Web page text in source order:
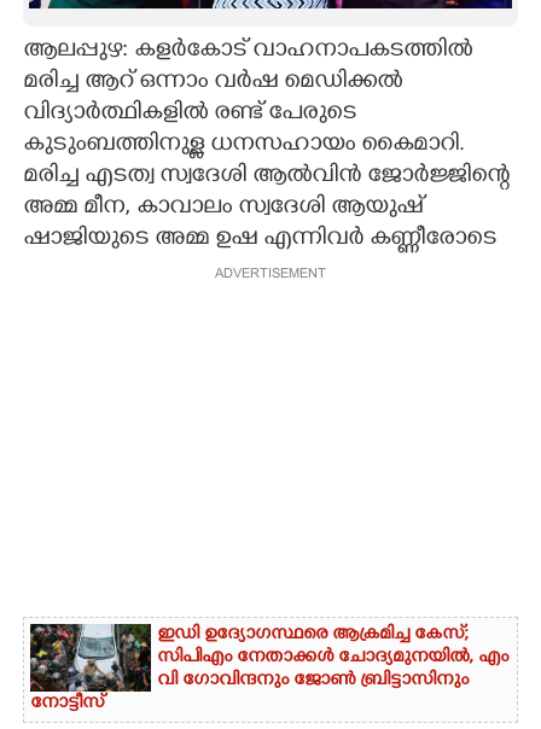
CARTOONS
LITERATURE
ZOOM
CONTACT US
ആലപ്പുഴ: കളർകോട് വാഹനാപകടത്തിൽ
മരിച്ച ആറ് ഒന്നാം വർഷ മെഡിക്കൽ
വിദ്യാർത്ഥികളിൽ രണ്ട് പേരുടെ
കുടുംബത്തിനുള്ള ധനസഹായം കൈമാറി.
മരിച്ച എടത്വ സ്വദേശി ആൽവിൻ ജോർജ്ജിന്റെ
അമ്മ മീന, കാവാലം സ്വദേശി ആയുഷ്
ഷാജിയുടെ അമ്മ ഉഷ എന്നിവർ കണ്ണീരോടെ
ADVERTISEMENT
ഇഡി ഉദ്യോഗസ്ഥരെ ആക്രമിച്ച കേസ്;
സിപിഎം നേതാക്കൾ ചോദ്യമുനയിൽ, എം
വി ഗോവിന്ദനും ജോൺ ബ്രിട്ടാസിനും
നോട്ടീസ്